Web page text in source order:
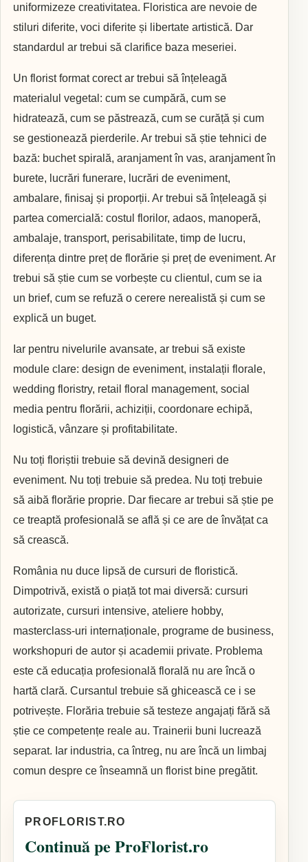
uniformizeze creativitatea. Floristica are nevoie de
stiluri diferite, voci diferite și libertate artistică. Dar
standardul ar trebui să clarifice baza meseriei.
Un florist format corect ar trebui să înțeleagă
materialul vegetal: cum se cumpără, cum se
hidratează, cum se păstrează, cum se curăță și cum
se gestionează pierderile. Ar trebui să știe tehnici de
bază: buchet spirală, aranjament în vas, aranjament în
burete, lucrări funerare, lucrări de eveniment,
ambalare, finisaj și proporții. Ar trebui să înțeleagă și
partea comercială: costul florilor, adaos, manoperă,
ambalaje, transport, perisabilitate, timp de lucru,
diferența dintre preț de florărie și preț de eveniment. Ar
trebui să știe cum se vorbește cu clientul, cum se ia
un brief, cum se refuză o cerere nerealistă și cum se
explică un buget.
Iar pentru nivelurile avansate, ar trebui să existe
module clare: design de eveniment, instalații florale,
wedding floristry, retail floral management, social
media pentru florării, achiziții, coordonare echipă,
logistică, vânzare și profitabilitate.
Nu toți floriștii trebuie să devină designeri de
eveniment. Nu toți trebuie să predea. Nu toți trebuie
să aibă florărie proprie. Dar fiecare ar trebui să știe pe
ce treaptă profesională se află și ce are de învățat ca
să crească.
România nu duce lipsă de cursuri de floristică.
Dimpotrivă, există o piață tot mai diversă: cursuri
autorizate, cursuri intensive, ateliere hobby,
masterclass-uri internaționale, programe de business,
workshopuri de autor și academii private. Problema
este că educația profesională florală nu are încă o
hartă clară. Cursantul trebuie să ghicească ce i se
potrivește. Florăria trebuie să testeze angajați fără să
știe ce competențe reale au. Trainerii buni lucrează
separat. Iar industria, ca întreg, nu are încă un limbaj
comun despre ce înseamnă un florist bine pregătit.
PROFLORIST.RO
Continuă pe ProFlorist.ro